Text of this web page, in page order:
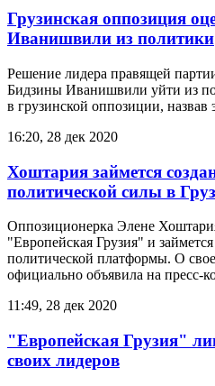
Грузинская оппозиция
Иванишвили из политики
Решение лидера правящей
Бидзины Иванишвили уйти из
в грузинской оппозиции,
16:20, 28 дек 2020
Хоштария займется
политической силы в
Оппозиционерка Элене
"Европейская Грузия" и
политической платформы. О
официально объявила на
11:49, 28 дек 2020
"Европейская Грузия"
своих лидеров